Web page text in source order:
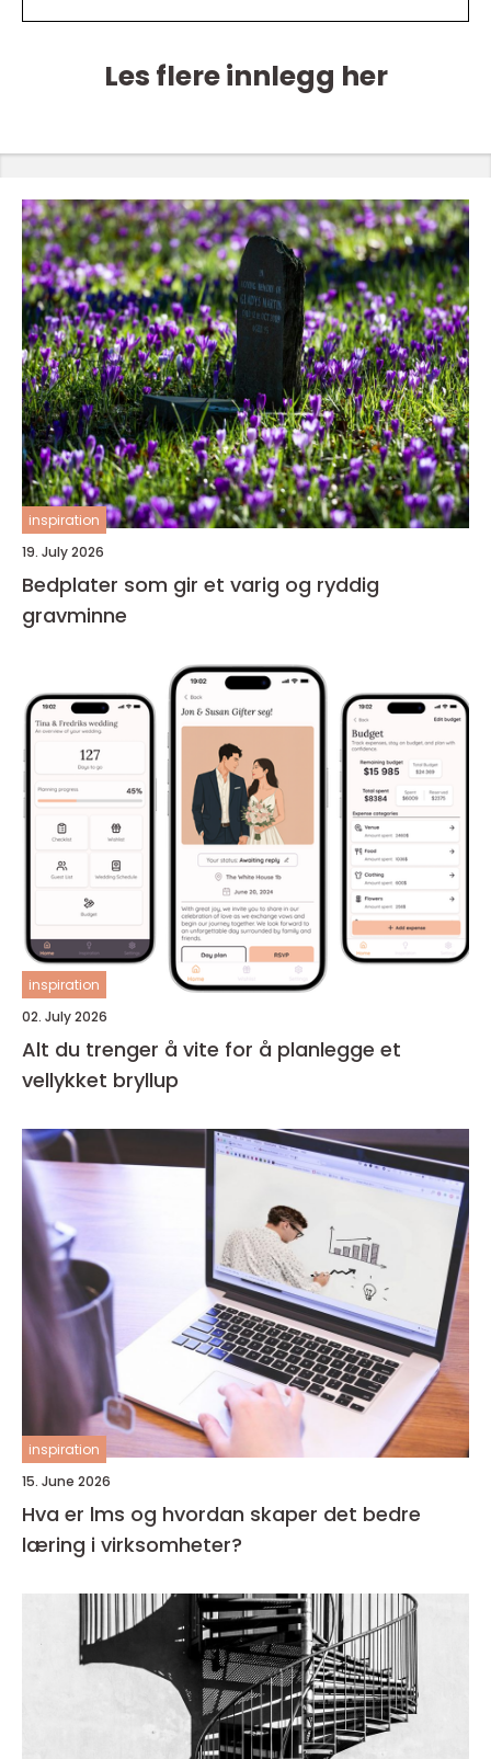
Les flere innlegg her
inspiration
19. July 2026
Bedplater som gir et varig og ryddig
gravminne
inspiration
02. July 2026
Alt du trenger å vite for å planlegge et
vellykket bryllup
inspiration
15. June 2026
Hva er lms og hvordan skaper det bedre
læring i virksomheter?